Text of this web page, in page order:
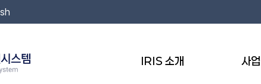
IRIS 소개 사